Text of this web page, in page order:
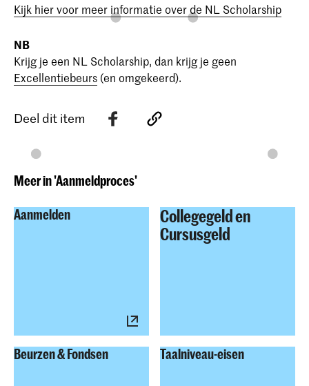
Kijk hier voor meer informatie over de NL Scholarship
NB
Krijg je een NL Scholarship, dan krijg je geen
Excellentiebeurs (en omgekeerd).
Deel dit item
Meer in 'Aanmeldproces'
Aanmelden
Collegegeld en
Cursusgeld
Beurzen & Fondsen Taalniveau-eisen